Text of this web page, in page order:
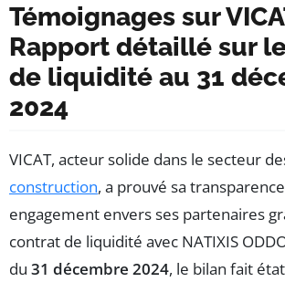
Témoignages sur
Rapport détaillé sur
de liquidité au 31
2024
VICAT, acteur solide dans le secteur
construction, a prouvé sa
engagement envers ses partenaires
contrat de liquidité avec NATIXIS
du 31 décembre 2024, le bilan fait